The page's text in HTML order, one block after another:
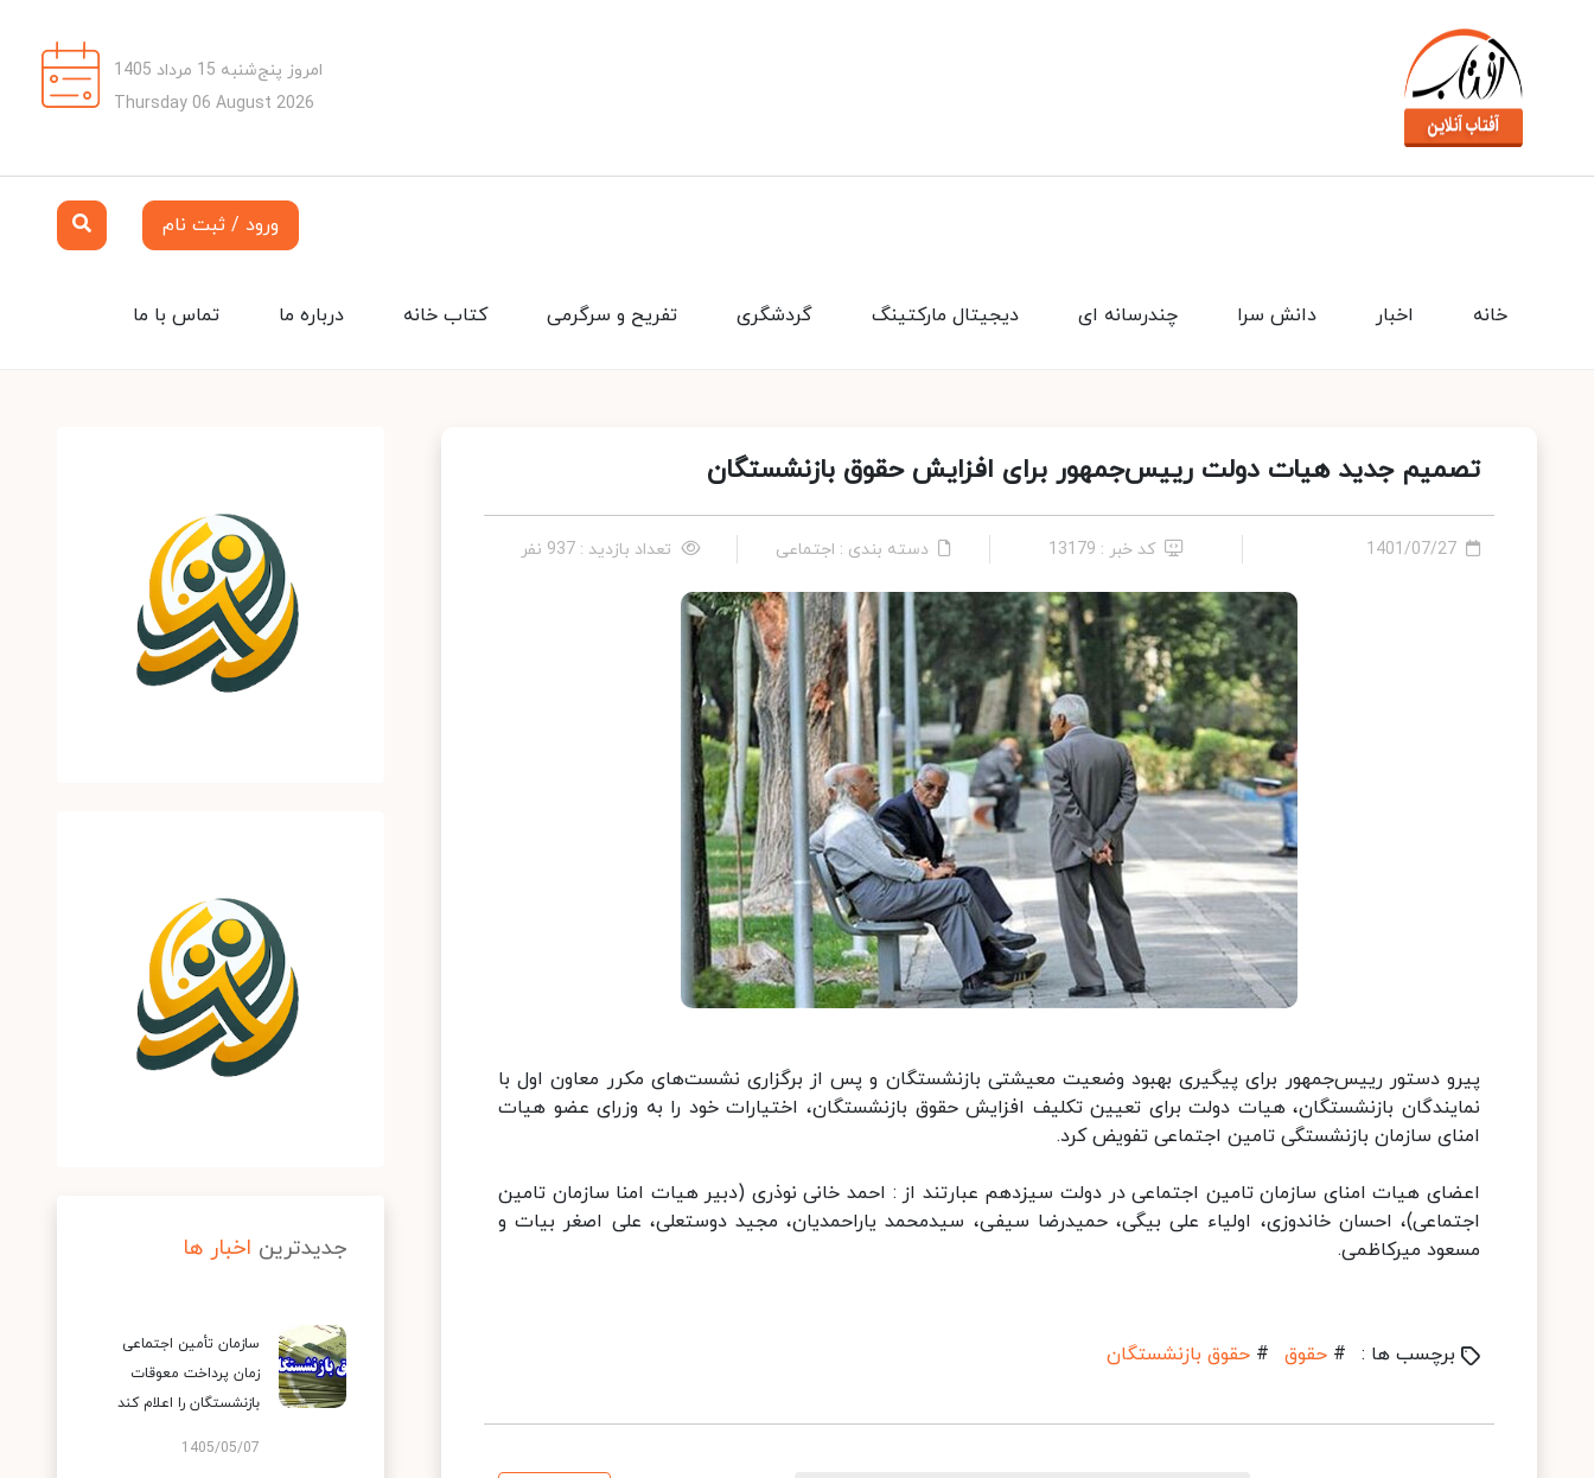
امروز پنج‌شنبه 15 مرداد 1405
Thursday 06 August 2026
ورود / ثبت نام
تماس با ما درباره ما کتاب خانه تفریح و سرگرمی گردشگری دیجیتال مارکتینگ چندرسانه ای دانش سرا اخبار خانه
تصمیم جدید هیات دولت رییس‌جمهور برای افزایش حقوق بازنشستگان
1401/07/27 کد خبر : 13179 دسته بندی : اجتماعی تعداد بازدید : 937 نفر
پیرو دستور رییس‌جمهور برای پیگیری بهبود وضعیت معیشتی بازنشستگان و پس از برگزاری نشست‌های مکرر معاون اول با
نمایندگان بازنشستگان، هیات دولت برای تعیین تکلیف افزایش حقوق بازنشستگان، اختیارات خود را به وزرای عضو هیات
امنای سازمان بازنشستگی تامین اجتماعی تفویض کرد.
اعضای هیات امنای سازمان تامین اجتماعی در دولت سیزدهم عبارتند از : احمد خانی نوذری (دبیر هیات امنا سازمان تامین
اجتماعی)، احسان خاندوزی، اولیاء علی بیگی، حمیدرضا سیفی، سیدمحمد یاراحمدیان، مجید دوستعلی، علی اصغر بیات و
مسعود میرکاظمی.
برچسب ها : # حقوق # حقوق بازنشستگان
جدیدترین اخبار ها
سازمان تأمین اجتماعی
زمان پرداخت معوقات
بازنشستگان را اعلام کند
1405/05/07